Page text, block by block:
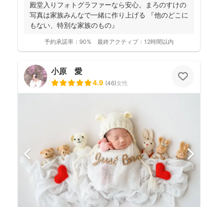
殿堂入りフォトグラファーなら安心。まろのすけの
写真は家族みんなで一緒に作り上げる 『他のどこに
もない、特別な家族のもの』
予約承諾率： 90% 最終アクティブ： 12時間以内
小原 愛
4.9 (46)女性